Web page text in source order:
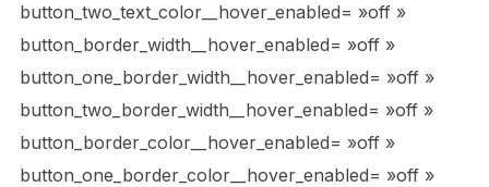
button_two_text_color__hover_enabled= »off »
button_border_width__hover_enabled= »off »
button_one_border_width__hover_enabled= »off »
button_two_border_width__hover_enabled= »off »
button_border_color__hover_enabled= »off »
button_one_border_color__hover_enabled= »off »